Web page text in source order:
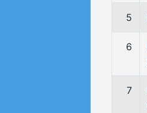
5
6
7